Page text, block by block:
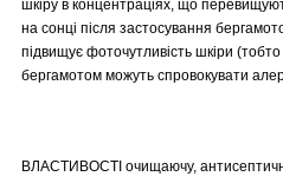
шкіру в концентраціях, що
на сонці після застосування
підвищує фоточутливість шкіри
бергамотом можуть спровокувати
ВЛАСТИВОСТІ очищаючу,